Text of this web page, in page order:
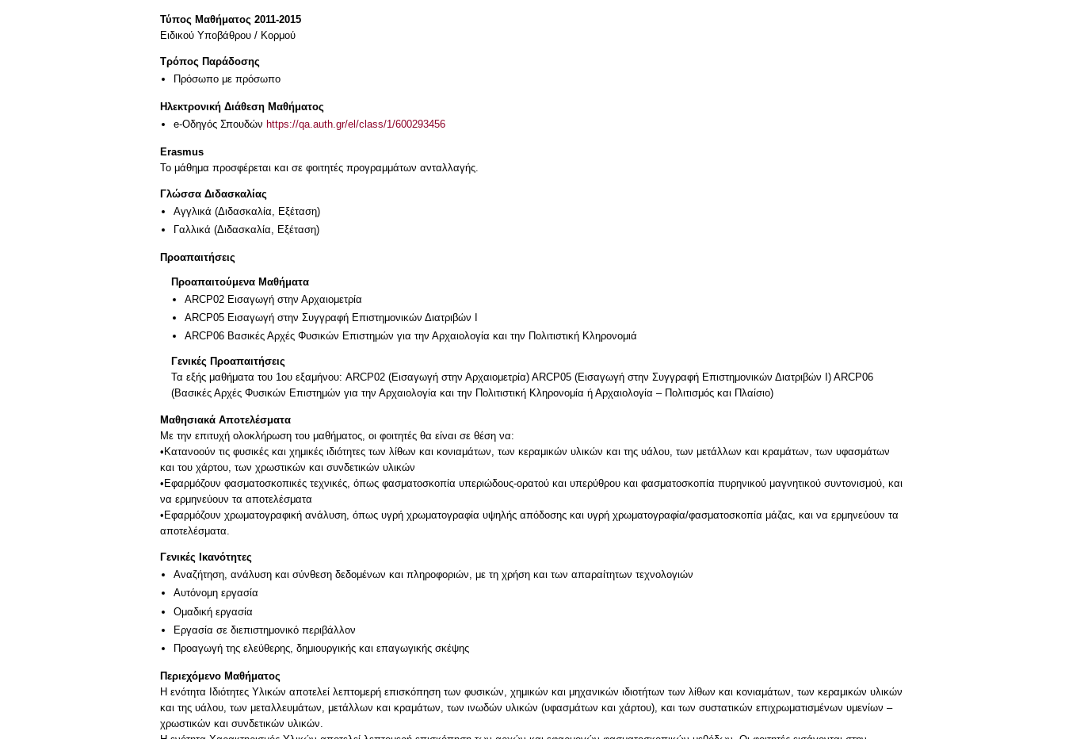
Τύπος Μαθήματος 2011-2015
Ειδικού Υποβάθρου / Κορμού
Τρόπος Παράδοσης
Πρόσωπο με πρόσωπο
Ηλεκτρονική Διάθεση Μαθήματος
e-Οδηγός Σπουδών https://qa.auth.gr/el/class/1/600293456
Erasmus
Το μάθημα προσφέρεται και σε φοιτητές προγραμμάτων ανταλλαγής.
Γλώσσα Διδασκαλίας
Αγγλικά (Διδασκαλία, Εξέταση)
Γαλλικά (Διδασκαλία, Εξέταση)
Προαπαιτήσεις
Προαπαιτούμενα Μαθήματα
ARCP02 Εισαγωγή στην Αρχαιομετρία
ARCP05 Εισαγωγή στην Συγγραφή Επιστημονικών Διατριβών Ι
ARCP06 Βασικές Αρχές Φυσικών Επιστημών για την Αρχαιολογία και την Πολιτιστική Κληρονομιά
Γενικές Προαπαιτήσεις
Τα εξής μαθήματα του 1ου εξαμήνου: ARCP02 (Εισαγωγή στην Αρχαιομετρία) ARCP05 (Εισαγωγή στην Συγγραφή Επιστημονικών Διατριβών I) ARCP06
(Βασικές Αρχές Φυσικών Επιστημών για την Αρχαιολογία και την Πολιτιστική Κληρονομία ή Αρχαιολογία – Πολιτισμός και Πλαίσιο)
Μαθησιακά Αποτελέσματα
Με την επιτυχή ολοκλήρωση του μαθήματος, οι φοιτητές θα είναι σε θέση να:
•Κατανοούν τις φυσικές και χημικές ιδιότητες των λίθων και κονιαμάτων, των κεραμικών υλικών και της υάλου, των μετάλλων και κραμάτων, των υφασμάτων
και του χάρτου, των χρωστικών και συνδετικών υλικών
•Εφαρμόζουν φασματοσκοπικές τεχνικές, όπως φασματοσκοπία υπεριώδους-ορατού και υπερύθρου και φασματοσκοπία πυρηνικού μαγνητικού συντονισμού, και
να ερμηνεύουν τα αποτελέσματα
•Εφαρμόζουν χρωματογραφική ανάλυση, όπως υγρή χρωματογραφία υψηλής απόδοσης και υγρή χρωματογραφία/φασματοσκοπία μάζας, και να ερμηνεύουν τα
αποτελέσματα.
Γενικές Ικανότητες
Αναζήτηση, ανάλυση και σύνθεση δεδομένων και πληροφοριών, με τη χρήση και των απαραίτητων τεχνολογιών
Αυτόνομη εργασία
Ομαδική εργασία
Εργασία σε διεπιστημονικό περιβάλλον
Προαγωγή της ελεύθερης, δημιουργικής και επαγωγικής σκέψης
Περιεχόμενο Μαθήματος
Η ενότητα Ιδιότητες Υλικών αποτελεί λεπτομερή επισκόπηση των φυσικών, χημικών και μηχανικών ιδιοτήτων των λίθων και κονιαμάτων, των κεραμικών υλικών
και της υάλου, των μεταλλευμάτων, μετάλλων και κραμάτων, των ινωδών υλικών (υφασμάτων και χάρτου), και των συστατικών επιχρωματισμένων υμενίων –
χρωστικών και συνδετικών υλικών.